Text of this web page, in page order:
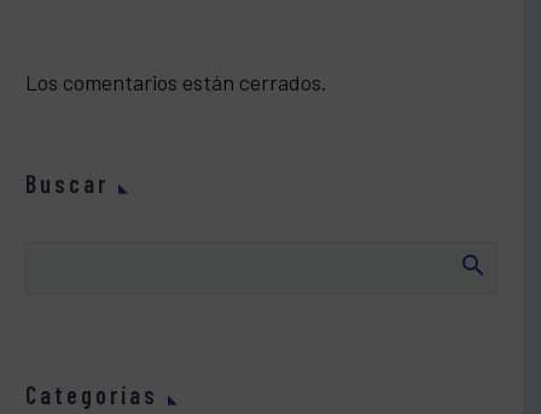
Los comentarios están cerrados.
Buscar
Categorías